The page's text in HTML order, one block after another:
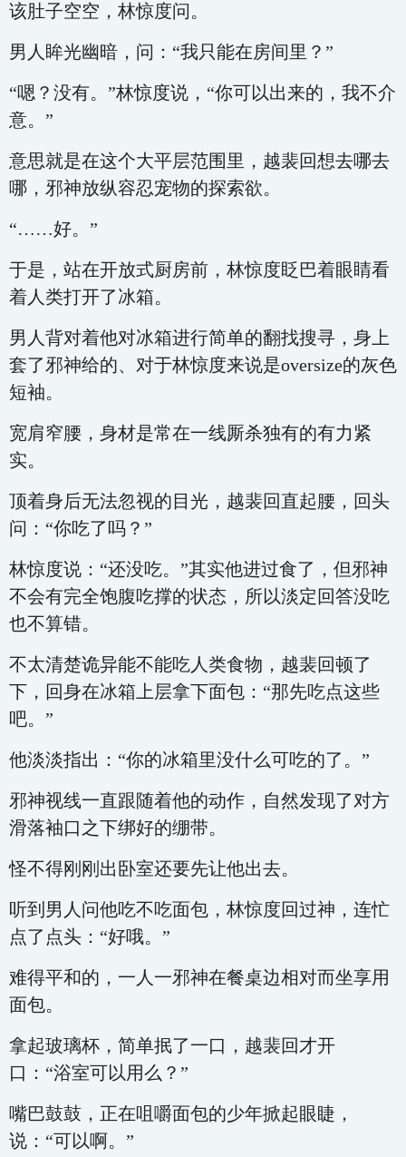
该肚子空空，林惊度问。
男人眸光幽暗，问：“我只能在房间里？”
“嗯？没有。”林惊度说，“你可以出来的，我不介
意。”
意思就是在这个大平层范围里，越裴回想去哪去
哪，邪神放纵容忍宠物的探索欲。
“……好。”
于是，站在开放式厨房前，林惊度眨巴着眼睛看
着人类打开了冰箱。
男人背对着他对冰箱进行简单的翻找搜寻，身上
套了邪神给的、对于林惊度来说是oversize的灰色
短袖。
宽肩窄腰，身材是常在一线厮杀独有的有力紧
实。
顶着身后无法忽视的目光，越裴回直起腰，回头
问：“你吃了吗？”
林惊度说：“还没吃。”其实他进过食了，但邪神
不会有完全饱腹吃撑的状态，所以淡定回答没吃
也不算错。
不太清楚诡异能不能吃人类食物，越裴回顿了
下，回身在冰箱上层拿下面包：“那先吃点这些
吧。”
他淡淡指出：“你的冰箱里没什么可吃的了。”
邪神视线一直跟随着他的动作，自然发现了对方
滑落袖口之下绑好的绷带。
怪不得刚刚出卧室还要先让他出去。
听到男人问他吃不吃面包，林惊度回过神，连忙
点了点头：“好哦。”
难得平和的，一人一邪神在餐桌边相对而坐享用
面包。
拿起玻璃杯，简单抿了一口，越裴回才开
口：“浴室可以用么？”
嘴巴鼓鼓，正在咀嚼面包的少年掀起眼睫，
说：“可以啊。”